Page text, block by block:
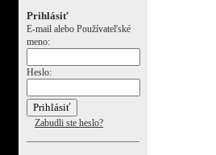
Prihlásiť
E-mail alebo Používateľské
meno:
Heslo:
Zabudli ste heslo?